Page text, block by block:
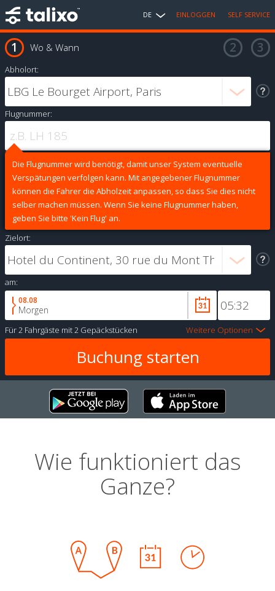
DE EINLOGGEN SELF SERVICE
Wo & Wann
Abholort:
Flugnummer:
Die Flugnummer wird benötigt, damit unser System eventuelle
Verspätungen verfolgen kann. Mit angegebener Flugnummer
können die Fahrer die Abholzeit anpassen, so dass Sie dies nicht
selber machen müssen. Wenn Sie keine Flugnummer haben,
geben Sie bitte 'Kein Flug' an.
Zielort:
am:
08.08
Morgen
Für2 Fahrgäste mit2 Gepäckstücken Weitere Optionen
Wie funktioniert das
Ganze?